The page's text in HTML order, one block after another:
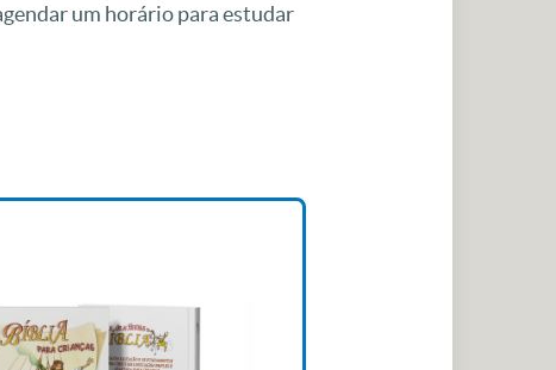
um horário para estudar